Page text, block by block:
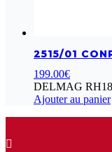
2515/01
199.00€
DELMAG
Ajouter au panier
